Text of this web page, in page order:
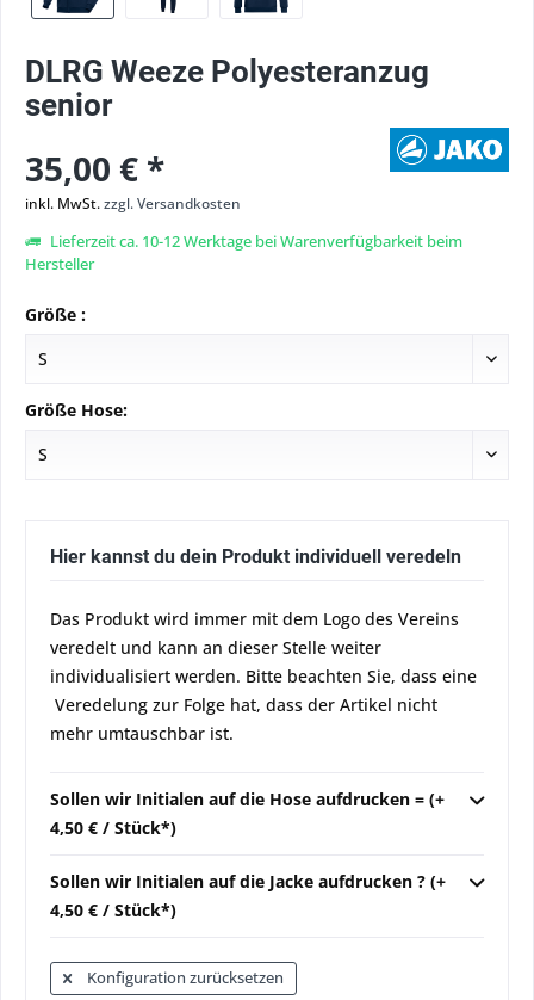
DLRG Weeze Polyesteranzug
senior
35,00 € *
inkl. MwSt.zzgl. Versandkosten
Lieferzeit ca. 10-12 Werktage bei Warenverfügbarkeit beim
Hersteller
Größe :
Größe Hose:
Hier kannst du dein Produkt individuell veredeln
Das Produkt wird immer mit dem Logo des Vereins
veredelt und kann an dieser Stelle weiter
individualisiert werden. Bitte beachten Sie, dass eine
Veredelung zur Folge hat, dass der Artikel nicht
mehr umtauschbar ist.
Sollen wir Initialen auf die Hose aufdrucken = (+
4,50 € / Stück*)
Sollen wir Initialen auf die Jacke aufdrucken ? (+
4,50 € / Stück*)
Konfiguration zurücksetzen